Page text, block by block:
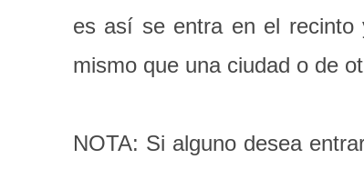
es así se entra en el
mismo que una ciudad o de
NOTA: Si alguno desea